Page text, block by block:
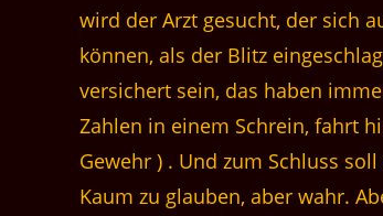
wird der Arzt gesucht, der sich
können, als der Blitz
versichert sein, das haben
Zahlen in einem Schrein, fahrt
Gewehr ) . Und zum Schluss
Kaum zu glauben, aber wahr.